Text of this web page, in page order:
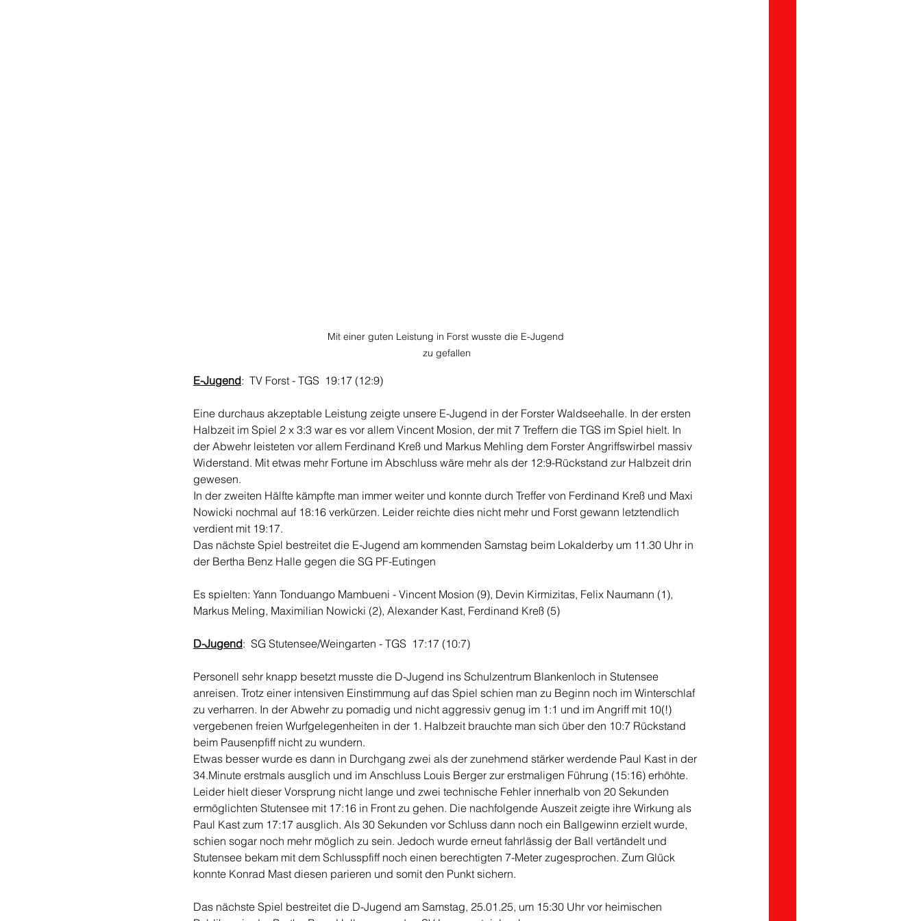
Mit einer guten Leistung in Forst wusste die E-Jugend
zu gefallen
E-Jugend:  TV Forst - TGS 19:17 (12:9)
Eine durchaus akzeptable Leistung zeigte unsere E-Jugend in der Forster Waldseehalle. In der ersten
Halbzeit im Spiel 2 x 3:3 war es vor allem Vincent Mosion, der mit 7 Treffern die TGS im Spiel hielt. In
der Abwehr leisteten vor allem Ferdinand Kreß und Markus Mehling dem Forster Angriffswirbel massiv
Widerstand. Mit etwas mehr Fortune im Abschluss wäre mehr als der 12:9-Rückstand zur Halbzeit drin
gewesen.
In der zweiten Hälfte kämpfte man immer weiter und konnte durch Treffer von Ferdinand Kreß und Maxi
Nowicki nochmal auf 18:16 verkürzen. Leider reichte dies nicht mehr und Forst gewann letztendlich
verdient mit 19:17.
Das nächste Spiel bestreitet die E-Jugend am kommenden Samstag beim Lokalderby um 11.30 Uhr in
der Bertha Benz Halle gegen die SG PF-Eutingen
Es spielten: Yann Tonduango Mambueni - Vincent Mosion (9), Devin Kirmizitas, Felix Naumann (1),
Markus Meling, Maximilian Nowicki (2), Alexander Kast, Ferdinand Kreß (5)
D-Jugend:  SG Stutensee/Weingarten - TGS  17:17 (10:7)
Personell sehr knapp besetzt musste die D-Jugend ins Schulzentrum Blankenloch in Stutensee
anreisen. Trotz einer intensiven Einstimmung auf das Spiel schien man zu Beginn noch im Winterschlaf
zu verharren. In der Abwehr zu pomadig und nicht aggressiv genug im 1:1 und im Angriff mit 10(!)
vergebenen freien Wurfgelegenheiten in der 1. Halbzeit brauchte man sich über den 10:7 Rückstand
beim Pausenpfiff nicht zu wundern.
Etwas besser wurde es dann in Durchgang zwei als der zunehmend stärker werdende Paul Kast in der
34.Minute erstmals ausglich und im Anschluss Louis Berger zur erstmaligen Führung (15:16) erhöhte.
Leider hielt dieser Vorsprung nicht lange und zwei technische Fehler innerhalb von 20 Sekunden
ermöglichten Stutensee mit 17:16 in Front zu gehen. Die nachfolgende Auszeit zeigte ihre Wirkung als
Paul Kast zum 17:17 ausglich. Als 30 Sekunden vor Schluss dann noch ein Ballgewinn erzielt wurde,
schien sogar noch mehr möglich zu sein. Jedoch wurde erneut fahrlässig der Ball vertändelt und
Stutensee bekam mit dem Schlusspfiff noch einen berechtigten 7-Meter zugesprochen. Zum Glück
konnte Konrad Mast diesen parieren und somit den Punkt sichern.
Das nächste Spiel bestreitet die D-Jugend am Samstag, 25.01.25, um 15:30 Uhr vor heimischen